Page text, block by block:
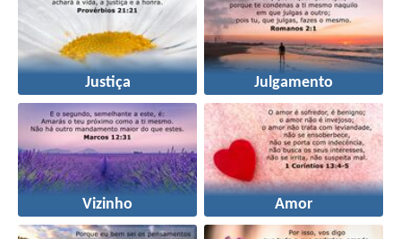
Justiça Julgamento
Vizinho Amor